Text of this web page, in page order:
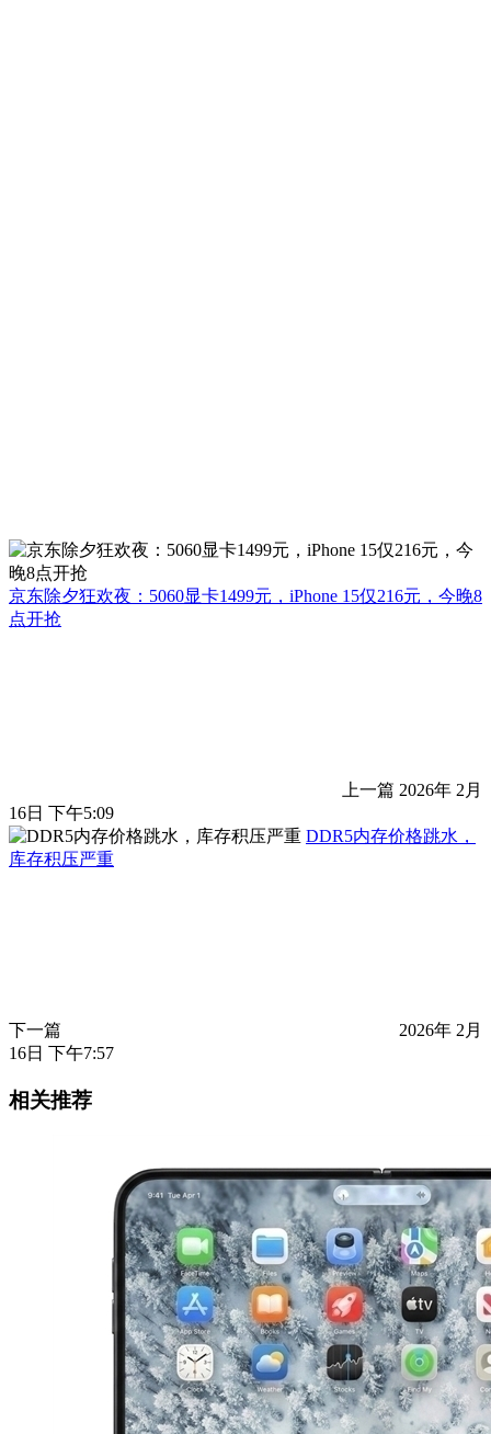
京东除夕狂欢夜：5060显卡1499元，iPhone 15仅216元，今晚8
点开抢
上一篇 2026年 2月
16日 下午5:09
DDR5内存价格跳水，
库存积压严重
下一篇
2026年 2月
16日 下午7:57
相关推荐